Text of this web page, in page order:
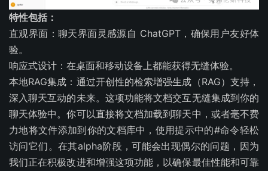
特性包括：
直观界面：聊天界面灵感源自 ChatGPT，确保用户友好体
验。
响应式设计：在桌面和移动设备上都能获得无缝体验。
本地RAG集成：通过开创性的检索增强生成（RAG）支持，
深入聊天互动的未来。这项功能将文档交互无缝集成到你的
聊天体验中。你可以直接将文档加载到聊天中，或者毫不费
力地将文件添加到你的文档库中，使用提示中的#命令轻松
访问它们。在其alpha阶段，可能会出现偶尔的问题，因为
我们正在积极改进和增强这项功能，以确保最佳性能和可靠